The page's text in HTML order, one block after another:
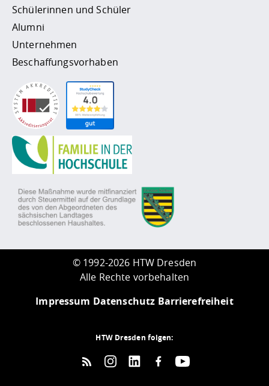
Schülerinnen und Schüler
Alumni
Unternehmen
Beschaffungsvorhaben
© 1992-2026 HTW Dresden
Alle Rechte vorbehalten
Impressum Datenschutz Barrierefreiheit
HTW Dresden folgen: